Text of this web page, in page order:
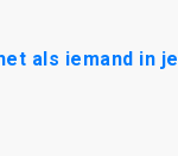
als iemand in je